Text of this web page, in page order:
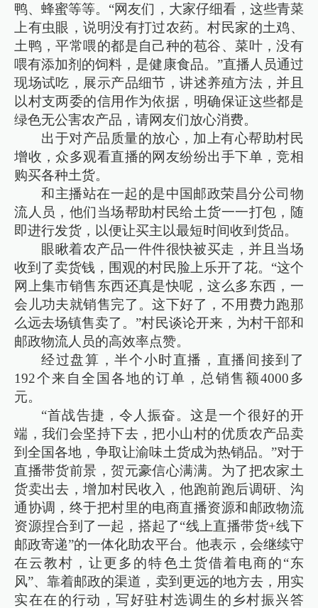
鸭、蜂蜜等等。“网友们，大家仔细看，这些青菜
上有虫眼，说明没有打过农药。村民家的土鸡、
土鸭，平常喂的都是自己种的苞谷、菜叶，没有
喂有添加剂的饲料，是健康食品。”直播人员通过
现场试吃，展示产品细节，讲述养殖方法，并且
以村支两委的信用作为依据，明确保证这些都是
绿色无公害农产品，请网友们放心消费。
出于对产品质量的放心，加上有心帮助村民
增收，众多观看直播的网友纷纷出手下单，竞相
购买各种土货。
和主播站在一起的是中国邮政荣昌分公司物
流人员，他们当场帮助村民给土货一一打包，随
即进行发货，以便让买主以最短时间收到货品。
眼瞅着农产品一件件很快被买走，并且当场
收到了卖货钱，围观的村民脸上乐开了花。“这个
网上集市销售东西还真是快呢，这么多东西，一
会儿功夫就销售完了。这下好了，不用费力跑那
么远去场镇售卖了。”村民谈论开来，为村干部和
邮政物流人员的高效率点赞。
经过盘算，半个小时直播，直播间接到了
192个来自全国各地的订单，总销售额4000多
元。
“首战告捷，令人振奋。这是一个很好的开
端，我们会坚持下去，把小山村的优质农产品卖
到全国各地，争取让渝味土货成为热销品。”对于
直播带货前景，贺元豪信心满满。为了把农家土
货卖出去，增加村民收入，他跑前跑后调研、沟
通协调，终于把村里的电商直播资源和邮政物流
资源捏合到了一起，搭起了“线上直播带货+线下
邮政寄递”的一体化助农平台。他表示，会继续守
在云教村，让更多的特色土货借着电商的“东
风”、靠着邮政的渠道，卖到更远的地方去，用实
实在在的行动，写好驻村选调生的乡村振兴答